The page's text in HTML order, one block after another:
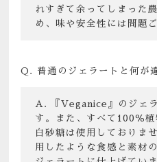
れすぎて余ってしまった
め、味や安全性には問題
普通のジェラートと何が
『Veganice』のジェ
す。また、すべて100％
白砂糖は使用しておりま
用したような食感と素材